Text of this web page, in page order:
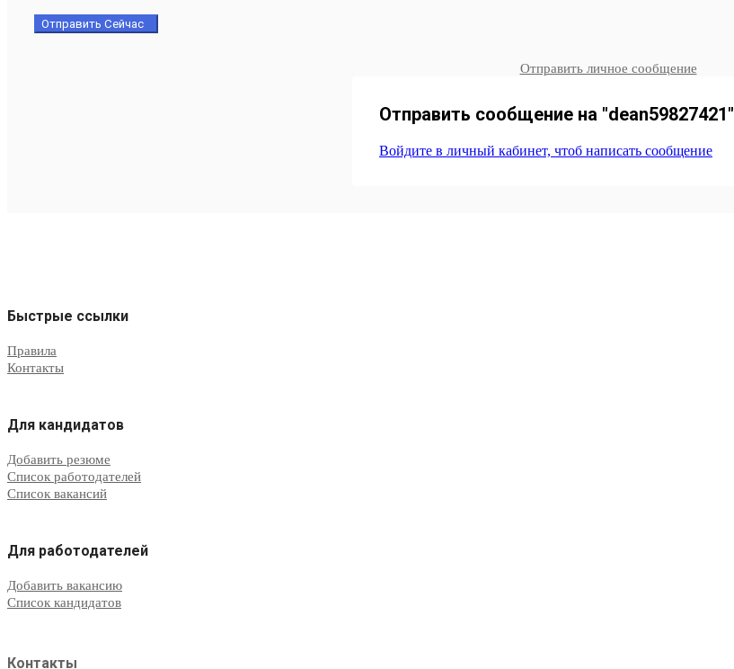
Отправить Сейчас
Отправить личное сообщение
Отправить сообщение на "dean59827421"
Войдите в личный кабинет, чтоб написать сообщение
Быстрые ссылки
Правила
Контакты
Для кандидатов
Добавить резюме
Список работодателей
Список вакансий
Для работодателей
Добавить вакансию
Список кандидатов
Контакты